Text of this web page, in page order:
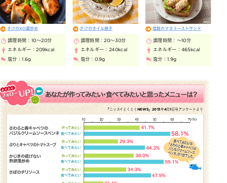
さけのXO醤炒め
調理時間： 10～20分
エネルギー：209kcal
塩分：1.6g
さけのホイル焼き
調理時間：20～30分
エネルギー： 240kcal
塩分： 0.9g
塩鮭のマヨトーストサンド
調理時間： ～10分
エネルギー： 465kcal
塩分： 1.9g
『ニッスイとくとくNEWS』2013年4月1日号アンケートより